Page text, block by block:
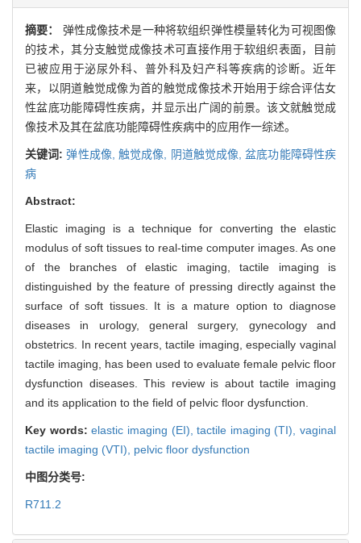
摘要： 弹性成像技术是一种将软组织弹性模量转化为可视图像
的技术，其分支触觉成像技术可直接作用于软组织表面，目前
已被应用于泌尿外科、普外科及妇产科等疾病的诊断。近年
来，以阴道触觉成像为首的触觉成像技术开始用于综合评估女
性盆底功能障碍性疾病，并显示出广阔的前景。该文就触觉成
像技术及其在盆底功能障碍性疾病中的应用作一综述。
关键词:弹性成像, 触觉成像, 阴道触觉成像,盆底功能障碍性疾
病
Abstract:
Elastic imaging is a technique for converting the elastic
modulus of soft tissues to real-time computer images. As one
of the branches of elastic imaging, tactile imaging is
distinguished by the feature of pressing directly against the
surface of soft tissues. It is a mature option to diagnose
diseases in urology, general surgery, gynecology and
obstetrics. In recent years, tactile imaging, especially vaginal
tactile imaging, has been used to evaluate female pelvic floor
dysfunction diseases. This review is about tactile imaging
and its application to the field of pelvic floor dysfunction.
Key words:elastic imaging (EI),tactile imaging (TI), vaginal
tactile imaging (VTI), pelvic floor dysfunction
中图分类号:
R711.2